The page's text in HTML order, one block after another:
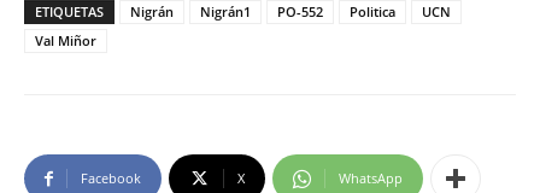
ETIQUETAS Nigrán Nigrán1 PO-552 Politica
UCN
Val Miñor
Facebook X WhatsApp